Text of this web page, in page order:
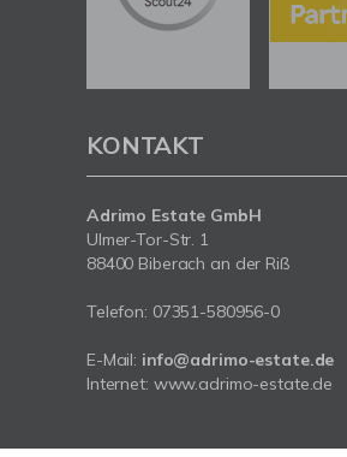
KONTAKT
Adrimo Estate GmbH
Ulmer-Tor-Str. 1
88400 Biberach an der Riß
Telefon: 07351-580956-0
E-Mail: info@adrimo-estate.de
Internet: www.adrimo-estate.de